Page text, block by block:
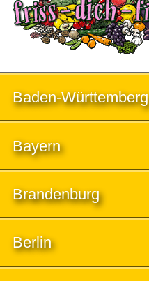
Baden-Württemberg
Bayern
Brandenburg
Berlin